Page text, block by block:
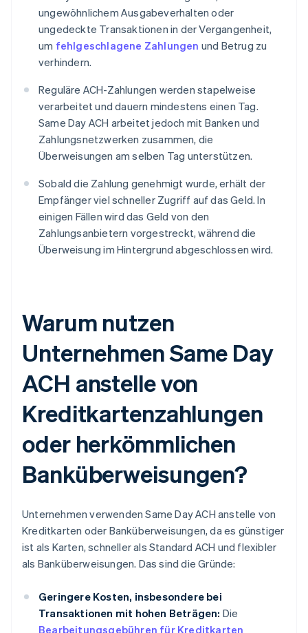
ungewöhnlichem Ausgabeverhalten oder
ungedeckte Transaktionen in der Vergangenheit,
um fehlgeschlagene Zahlungen und Betrug zu
verhindern.
Reguläre ACH-Zahlungen werden stapelweise
verarbeitet und dauern mindestens einen Tag.
Same Day ACH arbeitet jedoch mit Banken und
Zahlungsnetzwerken zusammen, die
Überweisungen am selben Tag unterstützen.
Sobald die Zahlung genehmigt wurde, erhält der
Empfänger viel schneller Zugriff auf das Geld. In
einigen Fällen wird das Geld von den
Zahlungsanbietern vorgestreckt, während die
Überweisung im Hintergrund abgeschlossen wird.
Warum nutzen
Unternehmen Same Day
ACH anstelle von
Kreditkartenzahlungen
oder herkömmlichen
Banküberweisungen?
Unternehmen verwenden Same Day ACH anstelle von
Kreditkarten oder Banküberweisungen, da es günstiger
ist als Karten, schneller als Standard ACH und flexibler
als Banküberweisungen. Das sind die Gründe:
Geringere Kosten, insbesondere bei
Transaktionen mit hohen Beträgen: Die
Bearbeitungsgebühren für Kreditkarten